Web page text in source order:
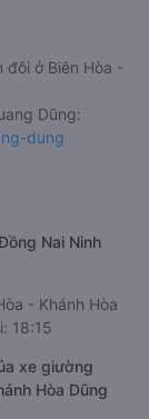
đôi ở Biên Hòa -
Dũng:
dung
Nai Ninh
- Khánh Hòa
18:15
xe giường
Hòa Dũng